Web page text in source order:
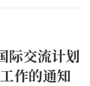
际交流计划
作的通知